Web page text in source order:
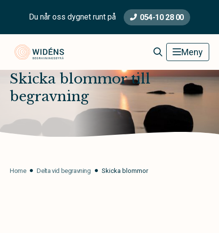
Du når oss dygnet runt på 054-10 28 00
Widéns Begravningsbyrå Meny
Skicka blommor till
begravning
Home Delta vid begravning Skicka blommor